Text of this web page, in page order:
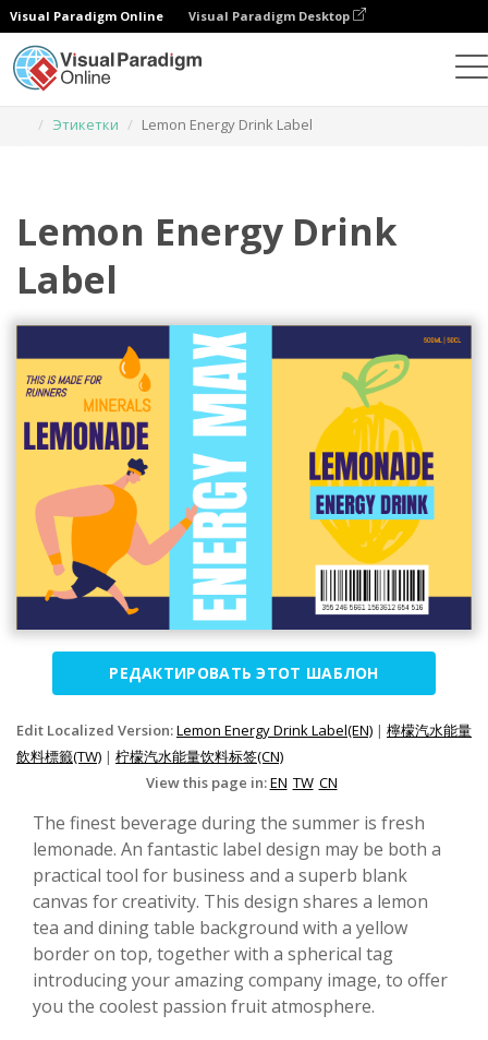
Visual Paradigm Online Visual Paradigm Desktop
Этикетки
Lemon Energy Drink Label
Lemon Energy Drink
Label
РЕДАКТИРОВАТЬ ЭТОТ ШАБЛОН
Edit Localized Version:Lemon Energy Drink Label(EN) | 檸檬汽水能量
飲料標籤(TW) | 柠檬汽水能量饮料标签(CN)
View this page in:EN TW CN
The finest beverage during the summer is fresh
lemonade. An fantastic label design may be both a
practical tool for business and a superb blank
canvas for creativity. This design shares a lemon
tea and dining table background with a yellow
border on top, together with a spherical tag
introducing your amazing company image, to offer
you the coolest passion fruit atmosphere.